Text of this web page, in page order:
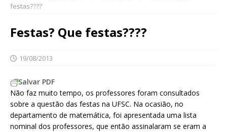
festas????
Festas? Que festas????
19/08/2013
Salvar PDF
Não faz muito tempo, os professores foram consultados
sobre a questão das festas na UFSC. Na ocasião, no
departamento de matemática, foi apresentada uma lista
nominal dos professores, que então assinalaram se eram a